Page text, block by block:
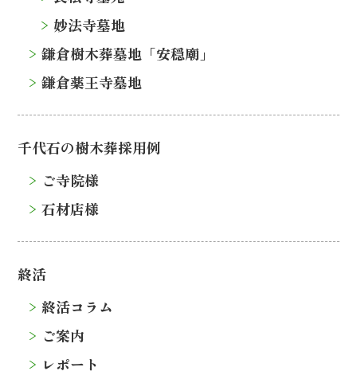
妙法寺墓地
鎌倉樹木葬墓地「安穏廟」
鎌倉薬王寺墓地
千代石の樹木葬採用例
ご寺院様
石材店様
終活
終活コラム
ご案内
レポート